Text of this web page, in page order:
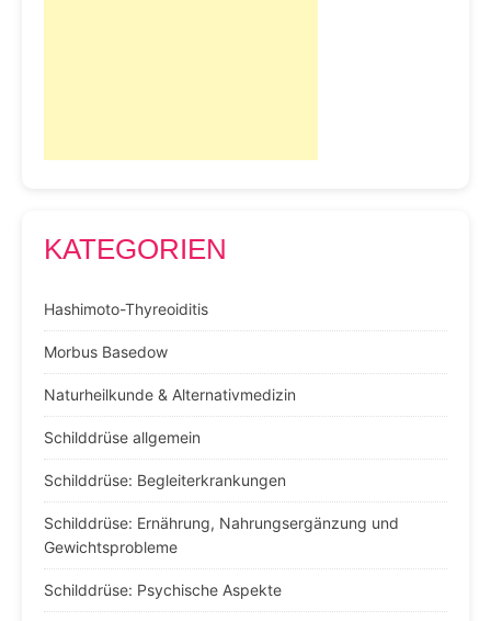
KATEGORIEN
Hashimoto-Thyreoiditis
Morbus Basedow
Naturheilkunde & Alternativmedizin
Schilddrüse allgemein
Schilddrüse: Begleiterkrankungen
Schilddrüse: Ernährung, Nahrungsergänzung und
Gewichtsprobleme
Schilddrüse: Psychische Aspekte